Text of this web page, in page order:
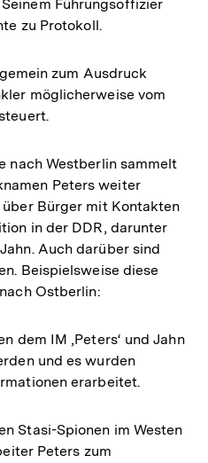
Führungsoffizier
zu Protokoll.
zum Ausdruck
möglicherweise vom
nach Westberlin sammelt
Peters weiter
Bürger mit Kontakten
in der DDR, darunter
Auch darüber sind
Beispielsweise diese
Ostberlin:
dem IM ‚Peters‘ und Jahn
und es wurden
erarbeitet.
Stasi-Spionen im Westen
Peters zum